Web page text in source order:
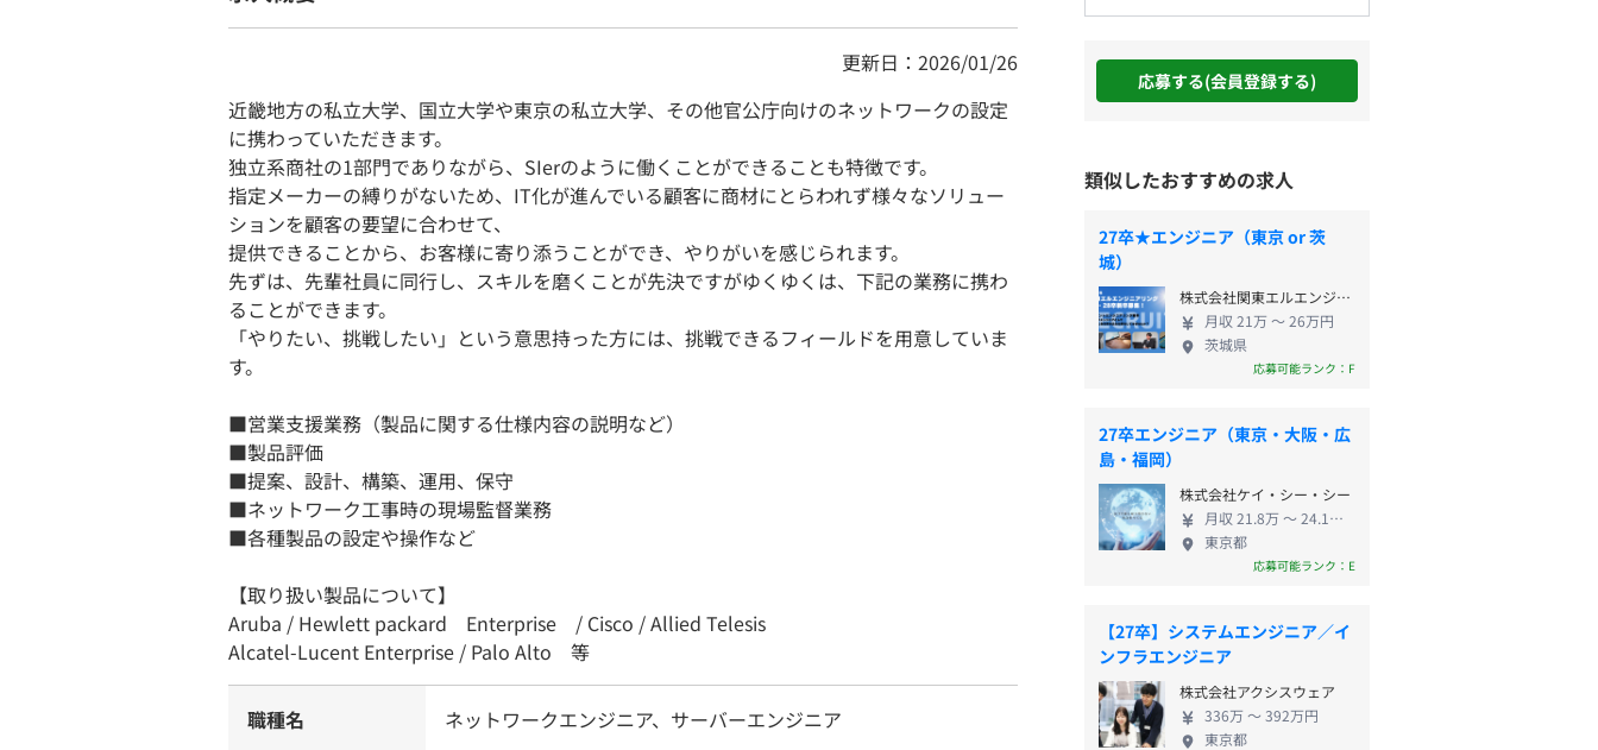
更新日：2026/01/26
近畿地方の私立大学、国立大学や東京の私立大学、その他官公庁向けのネットワークの設定
に携わっていただきます。
独立系商社の1部門でありながら、SIerのように働くことができることも特徴です。
指定メーカーの縛りがないため、IT化が進んでいる顧客に商材にとらわれず様々なソリュー
ションを顧客の要望に合わせて、
提供できることから、お客様に寄り添うことができ、やりがいを感じられます。
先ずは、先輩社員に同行し、スキルを磨くことが先決ですがゆくゆくは、下記の業務に携わ
ることができます。
「やりたい、挑戦したい」という意思持った方には、挑戦できるフィールドを用意していま
す。
■営業支援業務（製品に関する仕様内容の説明など）
■製品評価
■提案、設計、構築、運用、保守
■ネットワーク工事時の現場監督業務
■各種製品の設定や操作など
【取り扱い製品について】
Aruba / Hewlett packard Enterprise / Cisco / Allied Telesis
Alcatel-Lucent Enterprise / Palo Alto 等
職種名 ネットワークエンジニア、サーバーエンジニア
応募する(会員登録する)
類似したおすすめの求人
27卒★エンジニア（東京 or 茨
城）
株式会社関東エルエンジニアリング
月収 21万 〜 26万円
茨城県
応募可能ランク：F
27卒エンジニア（東京・大阪・広
島・福岡）
株式会社ケイ・シー・シー
月収 21.8万 〜 24.1万円
東京都
応募可能ランク：E
【27卒】システムエンジニア／イ
ンフラエンジニア
株式会社アクシスウェア
336万 〜 392万円
東京都